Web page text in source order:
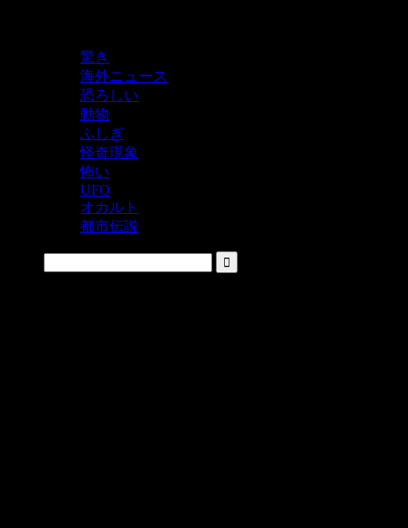
驚き
海外ニュース
恐ろしい
動物
ふしぎ
怪奇現象
怖い
UFO
オカルト
都市伝説